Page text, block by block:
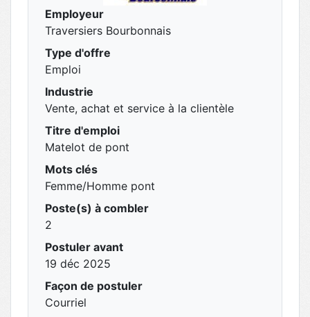
Employeur
Traversiers Bourbonnais
Type d'offre
Emploi
Industrie
Vente, achat et service à la clientèle
Titre d'emploi
Matelot de pont
Mots clés
Femme/Homme pont
Poste(s) à combler
2
Postuler avant
19 déc 2025
Façon de postuler
Courriel